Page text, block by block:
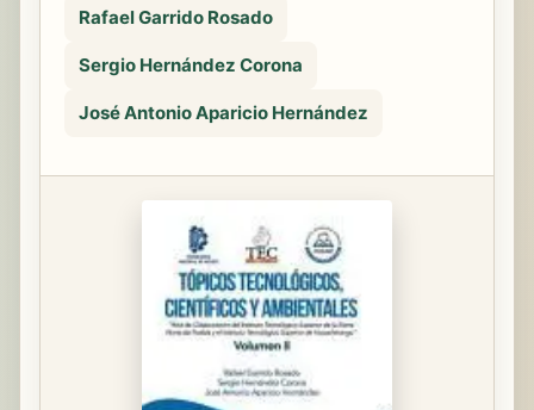
Rafael Garrido Rosado
Sergio Hernández Corona
José Antonio Aparicio Hernández